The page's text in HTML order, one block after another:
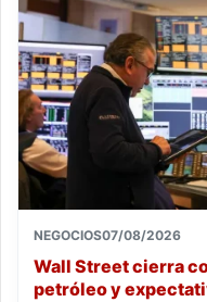
NEGOCIOS07/08/2026
Wall Street cierra
petróleo y